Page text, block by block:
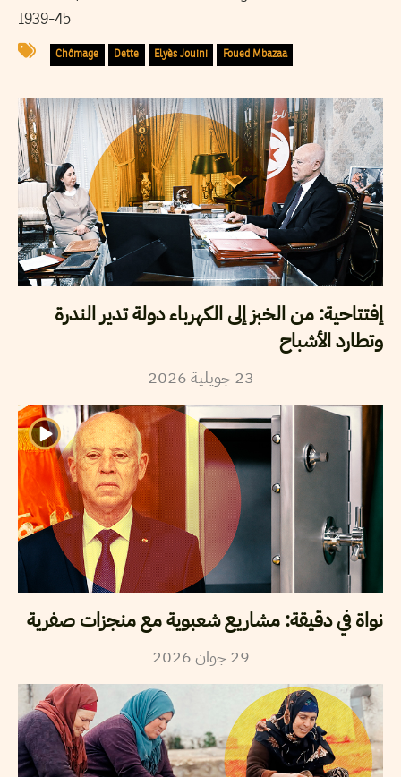
1939-45
Chômage Dette Elyès Jouini Foued Mbazaa
إفتتاحية: من الخبز إلى الكهرباء دولة تدير الندرة
وتطارد الأشباح
23 جويلية2026
نواة في دقيقة: مشاريع شعبوية مع منجزات صفرية
29 جوان2026